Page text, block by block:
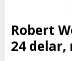
Robert
24